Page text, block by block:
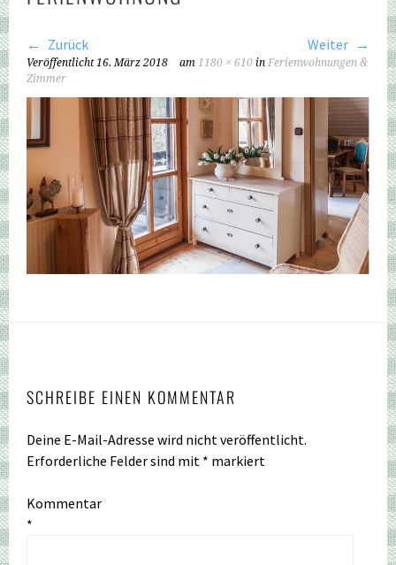
Zurück Weiter
Veröffentlicht16. März 2018 am 1180 × 610 inFerienwohnungen &
Zimmer
SCHREIBE EINEN KOMMENTAR
Deine E-Mail-Adresse wird nicht veröffentlicht.
Erforderliche Felder sind mit * markiert
Kommentar
*